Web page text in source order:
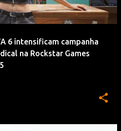
6 intensificam campanha
na Rockstar Games